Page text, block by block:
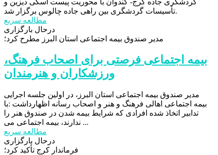
گردشگری جاده کرج- کندوان با محوریت پیست اسکی دیزین و
تأسیسات گردشگری بین راهی جاده چالوس برگزار شد.
مطالعه سریع
درحال بارگزاری
مدیر صندوق بیمه اجتماعی استان البرز مطرح کرد؛
بیمه اجتماعی فرصتی برای اصحاب فرهنگ،
ورزشکاران و‌ هنرمندان
مدیر صندوق بیمه اجتماعی استان البرز، در اولین جلسه اجرایی
بیمه اجتماعی اهالی فرهنگ و هنر و اصحاب رسانه اظهارداشت :با
تدابیر اتخاذ شده افرادی که شرایط بیمه شدن در صندوق هنر را
ندارند، بیمه اجتماعی می ...
مطالعه سریع
درحال بارگزاری
فرماندار کرج تأکید کرد؛